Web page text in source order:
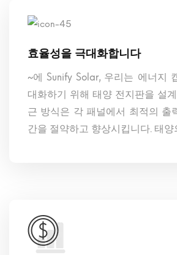
효율성을 극대화합니다
~에 Sunify Solar, 우리는 에너지
대화하기 위해 태양 전지판을 설
근 방식은 각 패널에서 최적의 출
간을 절약하고 향상시킵니다. 태